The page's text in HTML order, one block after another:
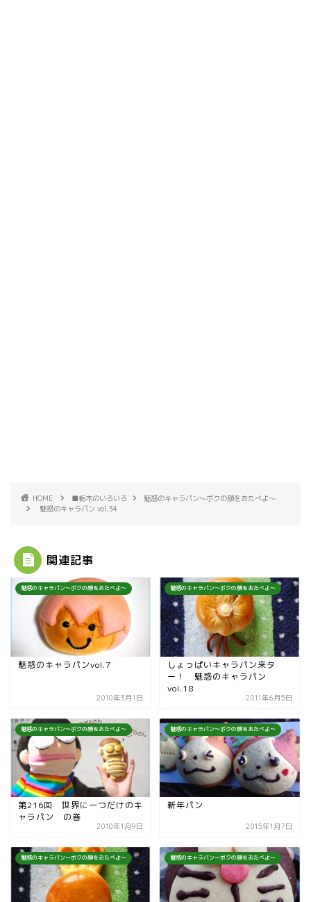
HOME ■栃木のいろいろ
魅惑のキャラパン～ボクの顔をおたべよ～
魅惑のキャラパン vol.34
関連記事
魅惑のキャラパン～ボクの顔をおたべよ～
魅惑のキャラパンvol.7
2010年3月1日
魅惑のキャラパン～ボクの顔をおたべよ～
しょっぱいキャラパン来タ
ー！ 魅惑のキャラパン
vol.18
2011年6月5日
魅惑のキャラパン～ボクの顔をおたべよ～
第216回 世界に一つだけのキ
ャラパン の巻
2010年1月9日
魅惑のキャラパン～ボクの顔をおたべよ～
新年パン
2015年1月7日
魅惑のキャラパン～ボクの顔をおたべよ～ 魅惑のキャラパン～ボクの顔をおたべよ～